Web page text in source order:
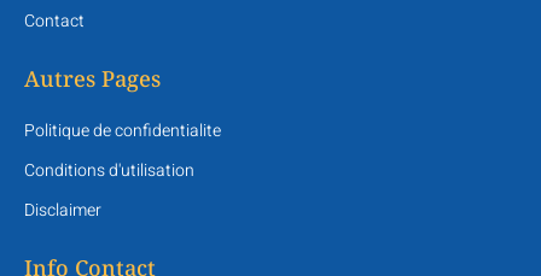
Contact
Autres Pages
Politique de confidentialite
Conditions d'utilisation
Disclaimer
Info Contact